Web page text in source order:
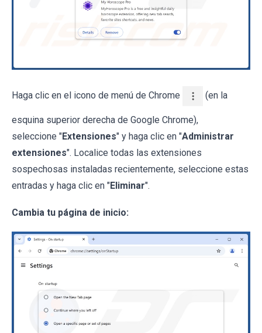
Haga clic en el icono de menú de Chrome (en la
esquina superior derecha de Google Chrome),
seleccione "Extensiones" y haga clic en "Administrar
extensiones". Localice todas las extensiones
sospechosas instaladas recientemente, seleccione estas
entradas y haga clic en "Eliminar".
Cambia tu página de inicio: